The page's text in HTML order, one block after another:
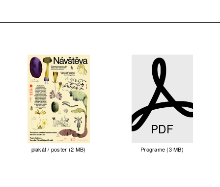
plakát / poster (2 MB)
PDF
Programe (3 MB)